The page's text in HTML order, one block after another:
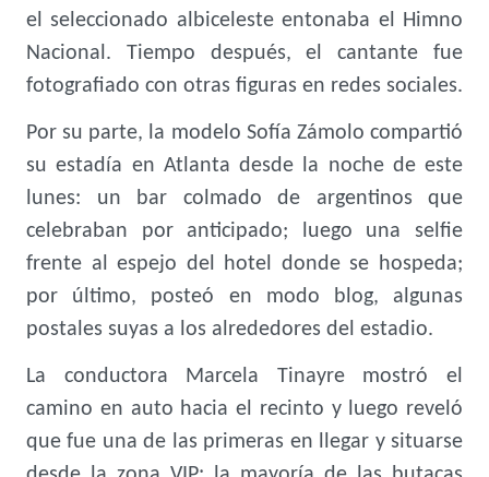
el seleccionado albiceleste entonaba el Himno
Nacional. Tiempo después, el cantante fue
fotografiado con otras figuras en redes sociales.
Por su parte, la modelo Sofía Zámolo compartió
su estadía en Atlanta desde la noche de este
lunes: un bar colmado de argentinos que
celebraban por anticipado; luego una selfie
frente al espejo del hotel donde se hospeda;
por último, posteó en modo blog, algunas
postales suyas a los alrededores del estadio.
La conductora Marcela Tinayre mostró el
camino en auto hacia el recinto y luego reveló
que fue una de las primeras en llegar y situarse